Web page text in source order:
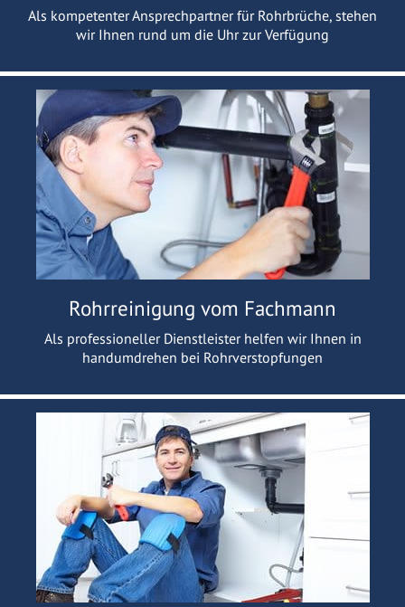
Als kompetenter Ansprechpartner für Rohrbrüche, stehen
wir Ihnen rund um die Uhr zur Verfügung
Rohrreinigung vom Fachmann
Als professioneller Dienstleister helfen wir Ihnen in
handumdrehen bei Rohrverstopfungen